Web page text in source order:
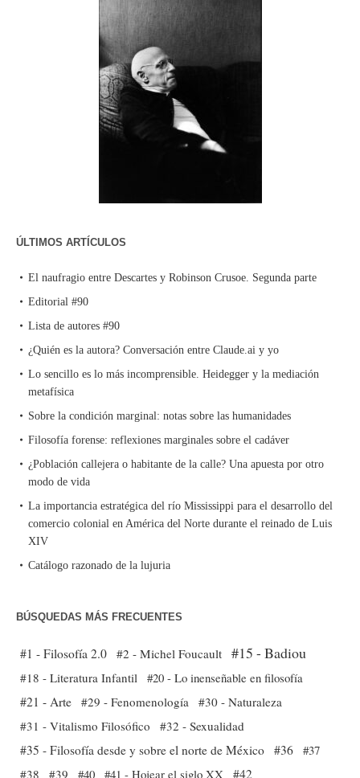
ÚLTIMOS ARTÍCULOS
El naufragio entre Descartes y Robinson Crusoe. Segunda parte
Editorial #90
Lista de autores #90
¿Quién es la autora? Conversación entre Claude.ai y yo
Lo sencillo es lo más incomprensible. Heidegger y la mediación
metafísica
Sobre la condición marginal: notas sobre las humanidades
Filosofía forense: reflexiones marginales sobre el cadáver
¿Población callejera o habitante de la calle? Una apuesta por otro
modo de vida
La importancia estratégica del río Mississippi para el desarrollo del
comercio colonial en América del Norte durante el reinado de Luis
XIV
Catálogo razonado de la lujuria
BÚSQUEDAS MÁS FRECUENTES
#1 - Filosofía 2.0 #2 - Michel Foucault #15 - Badiou
#18 - Literatura Infantil #20 - Lo inenseñable en filosofía
#21 - Arte #29 - Fenomenología
#30 - Naturaleza
#31 - Vitalismo Filosófico
#32 - Sexualidad
#35 - Filosofía desde y sobre el norte de México #36 #37
#38
#39 #40 #41 - Hojear el siglo XX #42